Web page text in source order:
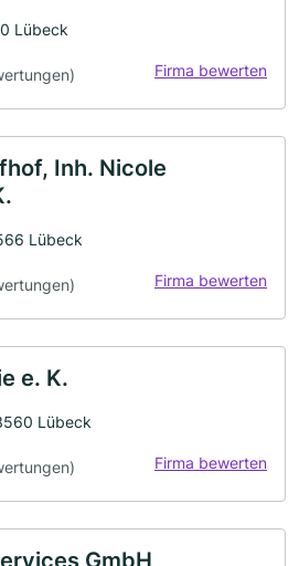
Lübeck
Firma bewerten
Inh. Nicole
Lübeck
Firma bewerten
e. K.
Lübeck
Firma bewerten
GmbH